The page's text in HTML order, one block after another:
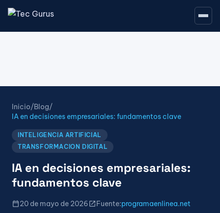
Inicio/Blog/
IA en decisiones empresariales: fundamentos clave
INTELIGENCIA ARTIFICIAL
TRANSFORMACION DIGITAL
IA en decisiones empresariales:
fundamentos clave
calendar_today20 de mayo de 2026open_in_newFuente:programaenlinea.net